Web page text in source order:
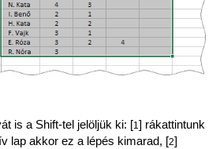
is a Shift-tel jelöljük ki: [1] rákattintunk
lap akkor ez a lépés kimarad, [2]